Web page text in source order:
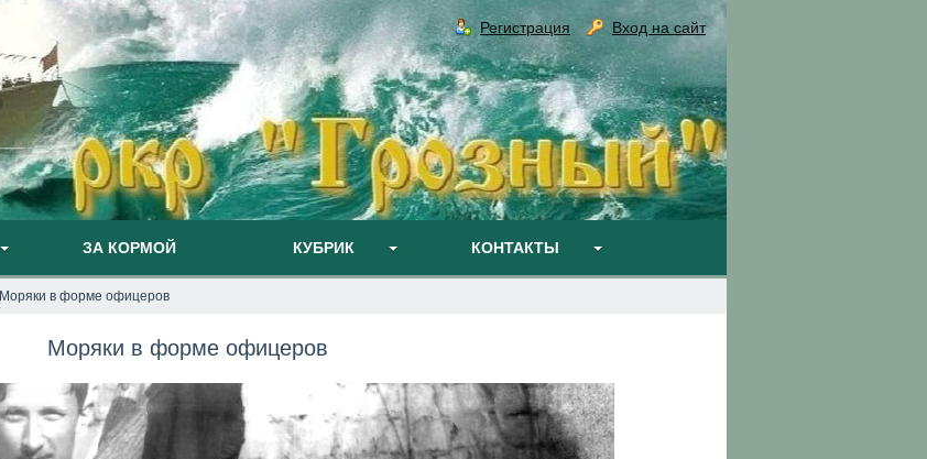
Регистрация Вход на сайт
ЗА КОРМОЙ КУБРИК КОНТАКТЫ
Моряки в форме офицеров
Моряки в форме офицеров